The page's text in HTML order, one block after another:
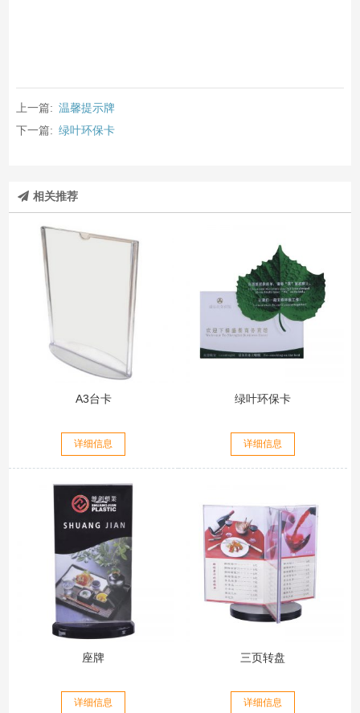
上一篇: 温馨提示牌
下一篇: 绿叶环保卡
相关推荐
A3台卡
详细信息
绿叶环保卡
详细信息
座牌
详细信息
三页转盘
详细信息